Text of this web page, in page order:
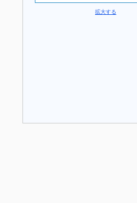
拡大する